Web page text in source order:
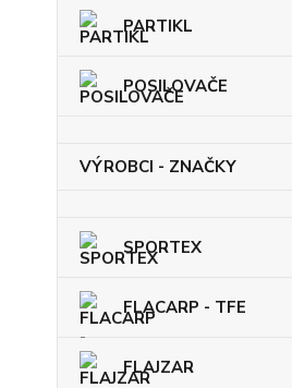
PARTIKL
POSILOVAČE
VÝROBCI - ZNAČKY
SPORTEX
FLACARP - TFE
FLAJZAR